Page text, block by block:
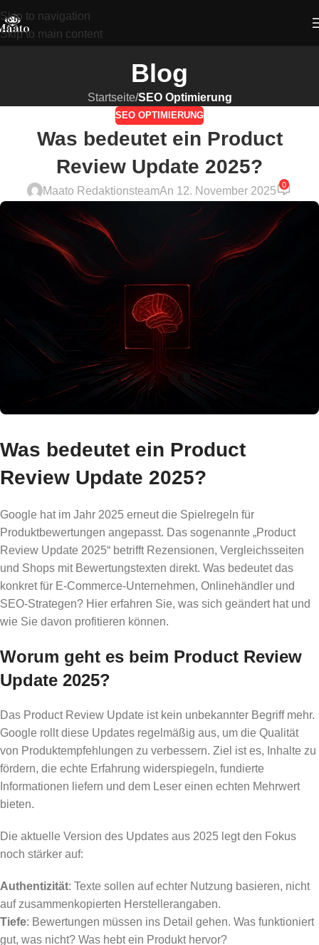
Skip to navigation
Skip to main content
Blog
Startseite/SEO Optimierung
SEO OPTIMIERUNG
Was bedeutet ein Product
Review Update 2025?
Maato RedaktionsteamAn 12. November 2025
0
Was bedeutet ein Product
Review Update 2025?
Google hat im Jahr 2025 erneut die Spielregeln für
Produktbewertungen angepasst. Das sogenannte „Product
Review Update 2025“ betrifft Rezensionen, Vergleichsseiten
und Shops mit Bewertungstexten direkt. Was bedeutet das
konkret für E-Commerce-Unternehmen, Onlinehändler und
SEO-Strategen? Hier erfahren Sie, was sich geändert hat und
wie Sie davon profitieren können.
Worum geht es beim Product Review
Update 2025?
Das Product Review Update ist kein unbekannter Begriff mehr.
Google rollt diese Updates regelmäßig aus, um die Qualität
von Produktempfehlungen zu verbessern. Ziel ist es, Inhalte zu
fördern, die echte Erfahrung widerspiegeln, fundierte
Informationen liefern und dem Leser einen echten Mehrwert
bieten.
Die aktuelle Version des Updates aus 2025 legt den Fokus
noch stärker auf:
Authentizität: Texte sollen auf echter Nutzung basieren, nicht
auf zusammenkopierten Herstellerangaben.
Tiefe: Bewertungen müssen ins Detail gehen. Was funktioniert
gut, was nicht? Was hebt ein Produkt hervor?